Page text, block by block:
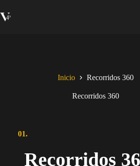
Inicio Recorridos 360
Recorridos 360
01.
Recorridos